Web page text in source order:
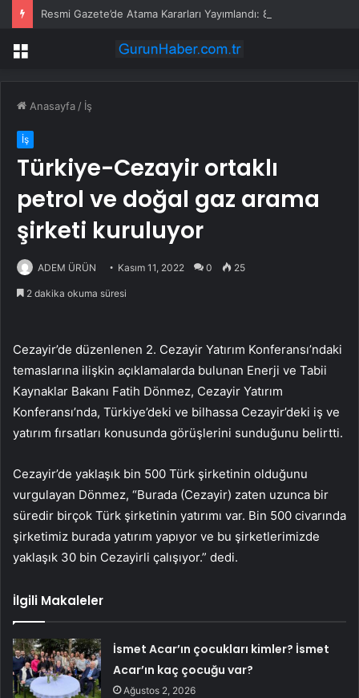
Menü
Anasayfa / İş
İş
Türkiye-Cezayir ortaklı
petrol ve doğal gaz arama
şirketi kuruluyor
ADEM ÜRÜN Kasım 11, 2022 0 25
2 dakika okuma süresi
Cezayir’de düzenlenen 2. Cezayir Yatırım Konferansı’ndaki
temaslarına ilişkin açıklamalarda bulunan Enerji ve Tabii
Kaynaklar Bakanı Fatih Dönmez, Cezayir Yatırım
Konferansı’nda, Türkiye’deki ve bilhassa Cezayir’deki iş ve
yatırım fırsatları konusunda görüşlerini sunduğunu belirtti.
Cezayir’de yaklaşık bin 500 Türk şirketinin olduğunu
vurgulayan Dönmez, “Burada (Cezayir) zaten uzunca bir
süredir birçok Türk şirketinin yatırımı var. Bin 500 civarında
şirketimiz burada yatırım yapıyor ve bu şirketlerimizde
yaklaşık 30 bin Cezayirli çalışıyor.” dedi.
İlgili Makaleler
İsmet Acar’ın çocukları kimler? İsmet
Acar’ın kaç çocuğu var?
Ağustos 2, 2026